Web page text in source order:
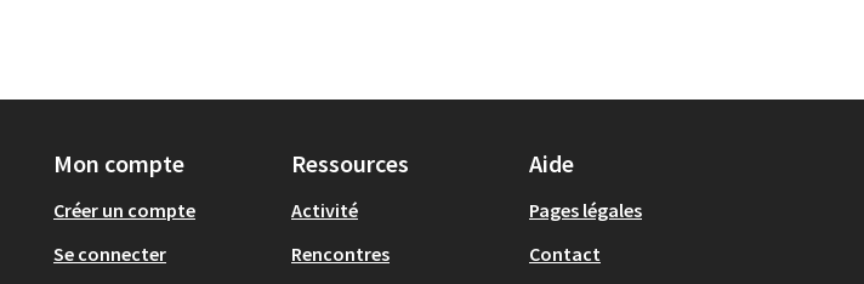
Mon compte
Créer un compte
Se connecter
Ressources
Activité
Rencontres
Aide
Pages légales
Contact